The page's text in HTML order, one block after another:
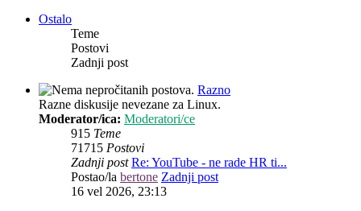
Ostalo
Teme
Postovi
Zadnji post
Razno
Razne diskusije nevezane za Linux.
Moderator/ica: Moderatori/ce
915 Teme
71715 Postovi
Zadnji post Re: YouTube - ne rade HR ti...
Postao/la bertone Zadnji post
16 vel 2026, 23:13